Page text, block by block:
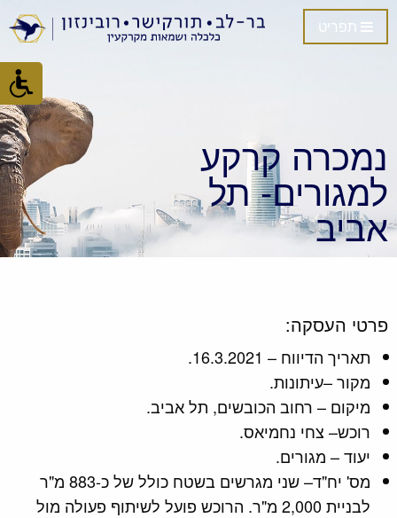
נמכרה קרקע
למגורים- תל
אביב
פרטי העסקה:
תאריך הדיווח – 16.3.2021.
מקור –עיתונות.
מיקום – רחוב הכובשים, תל אביב.
רוכש– צחי נחמיאס.
יעוד – מגורים.
מס' יח"ד– שני מגרשים בשטח כולל של כ-883 מ"ר
לבניית 2,000 מ"ר. הרוכש פועל לשיתוף פעולה מול